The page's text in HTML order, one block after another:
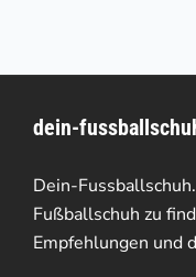
auf.
Die
Optionen
können
dein-
Dein-
Fußballschuh zu
Empfehlungen und